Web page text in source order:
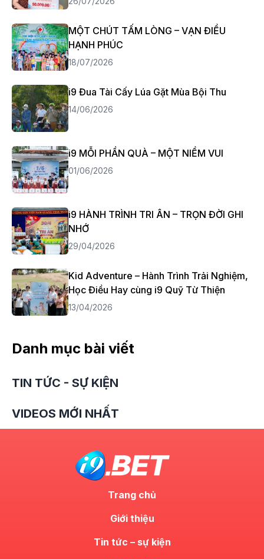
MỘT CHÚT TẤM LÒNG – VẠN ĐIỀU
HẠNH PHÚC
18/07/2026
i9 Đua Tài Cấy Lúa Gặt Mùa Bội Thu
14/06/2026
i9 MỖI PHẦN QUÀ – MỘT NIỀM VUI
01/06/2026
i9 HÀNH TRÌNH TRI ÂN – TRỌN ĐỜI GHI
NHỚ
29/04/2026
Kid Adventure – Hành Trình Trải Nghiệm,
Học Điều Hay cùng i9 Quỹ Từ Thiện
13/04/2026
Danh mục bài viết
TIN TỨC - SỰ KIỆN
VIDEOS MỚI NHẤT
Trang chủ
Giới thiệu
Tin tức – sự kiện